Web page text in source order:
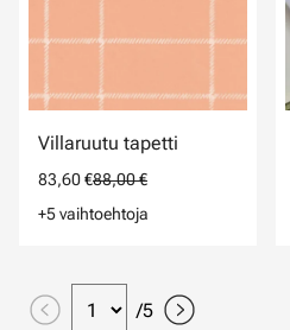
Villaruutu tapetti
83,60 €88,00 €
+5 vaihtoehtoja
/5